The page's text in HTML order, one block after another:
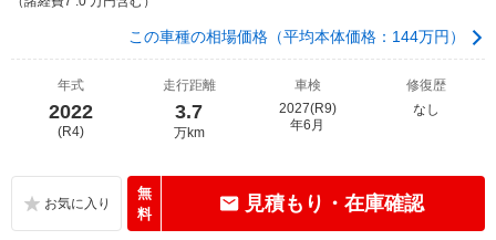
この車種の相場価格（平均本体価格：144万円）
年式
2022
(R4)
走行距離
3.7
万km
車検
2027(R9)
年6月
修復歴
なし
無
料
見積もり・在庫確認